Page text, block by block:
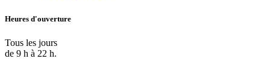
Heures d'ouverture
Tous les jours
de 9 h à 22 h.